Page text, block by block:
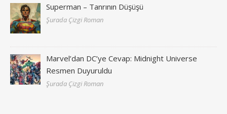
Superman – Tanrının Düşüşü
Şurada Çizgi Roman
Marvel’dan DC’ye Cevap: Midnight Universe
Resmen Duyuruldu
Şurada Çizgi Roman